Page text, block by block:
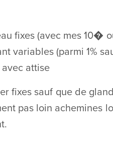
fixes (avec mes 10�
variables (parmi 1%
avec attise
fixes sauf que de
pas loin achemines